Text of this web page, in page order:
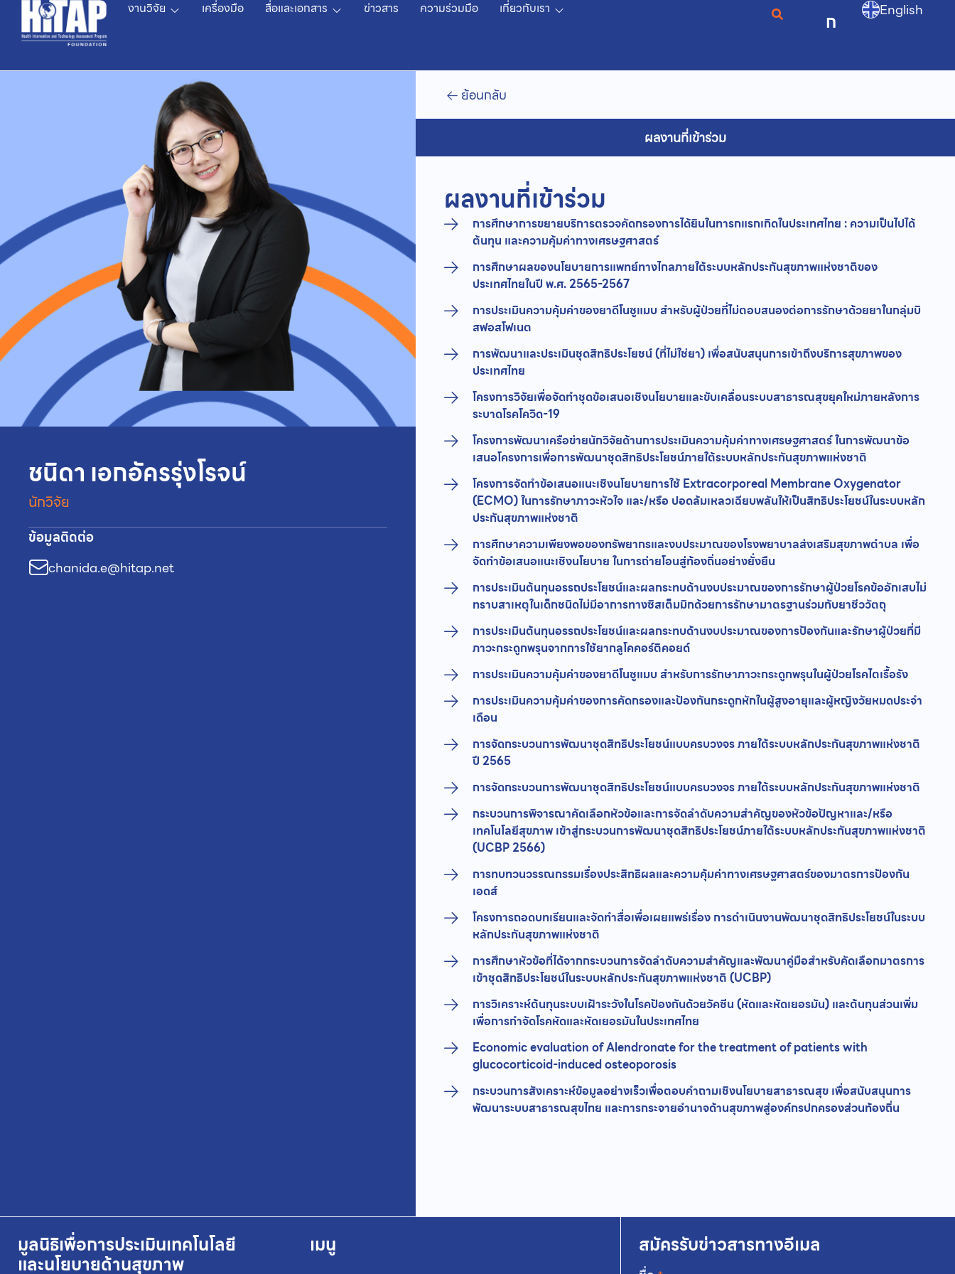
งานวิจัย เครื่องมือ สื่อและเอกสาร ข่าวสาร ความร่วมมือ เกี่ยวกับเรา
ก English
ชนิดา เอกอัครรุ่งโรจน์
นักวิจัย
ข้อมูลติดต่อ
chanida.e@hitap.net
ย้อนกลับ
ผลงานที่เข้าร่วม
ผลงานที่เข้าร่วม
การศึกษาการขยายบริการตรวจคัดกรองการได้ยินในทารกแรกเกิดในประเทศไทย : ความเป็นไปได้
ต้นทุน และความคุ้มค่าทางเศรษฐศาสตร์
การศึกษาผลของนโยบายการแพทย์ทางไกลภายใต้ระบบหลักประกันสุขภาพแห่งชาติของ
ประเทศไทยในปี พ.ศ. 2565-2567
การประเมินความคุ้มค่าของยาดีโนซูแมบ สำหรับผู้ป่วยที่ไม่ตอบสนองต่อการรักษาด้วยยาในกลุ่มบิ
สฟอสโฟเนต
การพัฒนาและประเมินชุดสิทธิประโยชน์ (ที่ไม่ใช่ยา) เพื่อสนับสนุนการเข้าถึงบริการสุขภาพของ
ประเทศไทย
โครงการวิจัยเพื่อจัดทำชุดข้อเสนอเชิงนโยบายและขับเคลื่อนระบบสาธารณสุขยุคใหม่ภายหลังการ
ระบาดโรคโควิด-19
โครงการพัฒนาเครือข่ายนักวิจัยด้านการประเมินความคุ้มค่าทางเศรษฐศาสตร์ ในการพัฒนาข้อ
เสนอโครงการเพื่อการพัฒนาชุดสิทธิประโยชน์ภายใต้ระบบหลักประกันสุขภาพแห่งชาติ
โครงการจัดทำข้อเสนอแนะเชิงนโยบายการใช้ Extracorporeal Membrane Oxygenator
(ECMO) ในการรักษาภาวะหัวใจ และ/หรือ ปอดล้มเหลวเฉียบพลันให้เป็นสิทธิประโยชน์ในระบบหลัก
ประกันสุขภาพแห่งชาติ
การศึกษาความเพียงพอของทรัพยากรและงบประมาณของโรงพยาบาลส่งเสริมสุขภาพตำบล เพื่อ
จัดทำข้อเสนอแนะเชิงนโยบาย ในการถ่ายโอนสู่ท้องถิ่นอย่างยั่งยืน
การประเมินต้นทุนอรรถประโยชน์และผลกระทบด้านงบประมาณของการรักษาผู้ป่วยโรคข้ออักเสบไม่
ทราบสาเหตุในเด็กชนิดไม่มีอาการทางซิสเต็มมิกด้วยการรักษามาตรฐานร่วมกับยาชีววัตถุ
การประเมินต้นทุนอรรถประโยชน์และผลกระทบด้านงบประมาณของการป้องกันและรักษาผู้ป่วยที่มี
ภาวะกระดูกพรุนจากการใช้ยากลูโคคอร์ติคอยด์
การประเมินความคุ้มค่าของยาดีโนซูแมบ สำหรับการรักษาภาวะกระดูกพรุนในผู้ป่วยโรคไตเรื้อรัง
การประเมินความคุ้มค่าของการคัดกรองและป้องกันกระดูกหักในผู้สูงอายุและผู้หญิงวัยหมดประจำ
เดือน
การจัดกระบวนการพัฒนาชุดสิทธิประโยชน์แบบครบวงจร ภายใต้ระบบหลักประกันสุขภาพแห่งชาติ
ปี 2565
การจัดกระบวนการพัฒนาชุดสิทธิประโยชน์แบบครบวงจร ภายใต้ระบบหลักประกันสุขภาพแห่งชาติ
กระบวนการพิจารณาคัดเลือกหัวข้อและการจัดลำดับความสำคัญของหัวข้อปัญหาและ/หรือ
เทคโนโลยีสุขภาพ เข้าสู่กระบวนการพัฒนาชุดสิทธิประโยชน์ภายใต้ระบบหลักประกันสุขภาพแห่งชาติ
(UCBP 2566)
การทบทวนวรรณกรรมเรื่องประสิทธิผลและความคุ้มค่าทางเศรษฐศาสตร์ของมาตรการป้องกัน
เอดส์
โครงการถอดบทเรียนและจัดทำสื่อเพื่อเผยแพร่เรื่อง การดำเนินงานพัฒนาชุดสิทธิประโยชน์ในระบบ
หลักประกันสุขภาพแห่งชาติ
การศึกษาหัวข้อที่ได้จากกระบวนการจัดลำดับความสำคัญและพัฒนาคู่มือสำหรับคัดเลือกมาตรการ
เข้าชุดสิทธิประโยชน์ในระบบหลักประกันสุขภาพแห่งชาติ (UCBP)
การวิเคราะห์ต้นทุนระบบเฝ้าระวังในโรคป้องกันด้วยวัคซีน (หัดและหัดเยอรมัน) และต้นทุนส่วนเพิ่ม
เพื่อการกำจัดโรคหัดและหัดเยอรมันในประเทศไทย
Economic evaluation of Alendronate for the treatment of patients with
glucocorticoid-induced osteoporosis
กระบวนการสังเคราะห์ข้อมูลอย่างเร็วเพื่อตอบคำถามเชิงนโยบายสาธารณสุข เพื่อสนับสนุนการ
พัฒนาระบบสาธารณสุขไทย และการกระจายอำนาจด้านสุขภาพสู่องค์กรปกครองส่วนท้องถิ่น
มูลนิธิเพื่อการประเมินเทคโนโลยี
และนโยบายด้านสุขภาพ
เมนู สมัครรับข่าวสารทางอีเมล